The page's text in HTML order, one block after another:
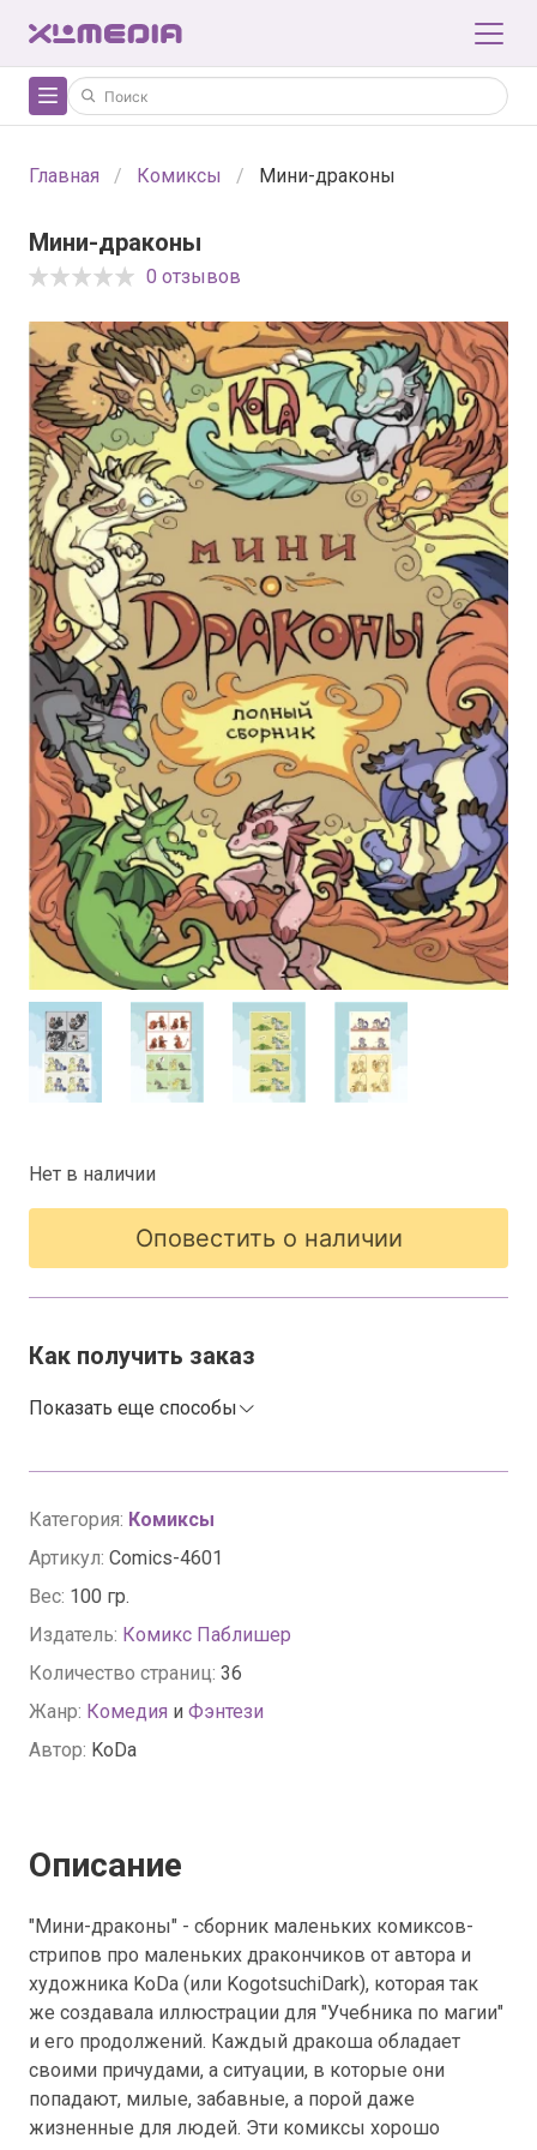
Главная Комиксы Мини-драконы
Мини-драконы
0 отзывов
Категория: Комиксы
Артикул: Comics-4601
Вес: 100 гр.
Издатель: Комикс Паблишер
Количество страниц: 36
Жанр: Комедия и Фэнтези
Автор: KoDa
Нет в наличии
Оповестить о наличии
Как получить заказ
Показать еще способы
Описание
"Мини-драконы" - сборник маленьких комиксов-
стрипов про маленьких дракончиков от автора и
художника KoDa (или KogotsuchiDark), которая так
же создавала иллюстрации для "Учебника по магии"
и его продолжений. Каждый дракоша обладает
своими причудами, а ситуации, в которые они
попадают, милые, забавные, а порой даже
жизненные для людей. Эти комиксы хорошо